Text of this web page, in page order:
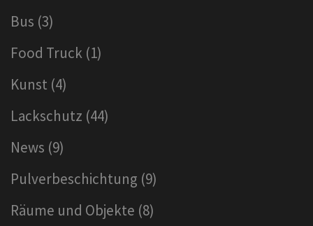
Bus (3)
Food Truck (1)
Kunst (4)
Lackschutz (44)
News (9)
Pulverbeschichtung (9)
Räume und Objekte (8)